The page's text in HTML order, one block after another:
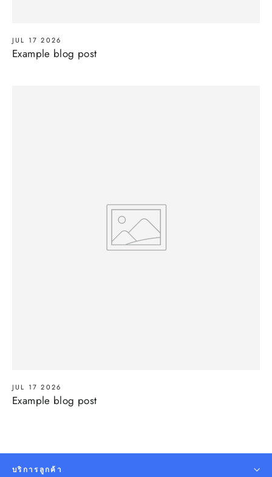
JUL 17 2026
Example blog post
JUL 17 2026
Example blog post
บริการลูกค้า